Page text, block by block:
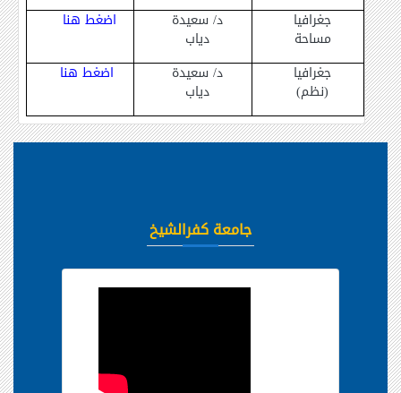
جغرافيا
مساحة
د/ سعيدة
دياب
اضغط هنا
جغرافيا
(نظم)
د/ سعيدة
دياب
اضغط هنا
جامعة كفرالشيخ